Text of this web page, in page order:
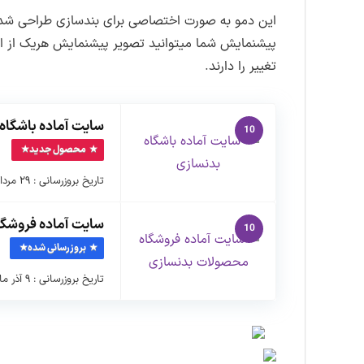
این دمو به صورت اختصاصی برای بندسازی طراحی
پیشنمایش شما میتوانید تصویر پیشنمایش هریک
تغییر را دارند.
10 سایت آماده
محصول جدید
تاریخ بروزرسانی : ۲۹ مرداد ماه ۱۴۰۴ نسخه بسته نصبی : ۱.۰.۰ …
10 سایت آماده
بروزرسانی شده
تاریخ بروزرسانی : ۹ آذر ماه ۱۴۰۲ نسخه بسته نصبی : ۱.۱.۰ …